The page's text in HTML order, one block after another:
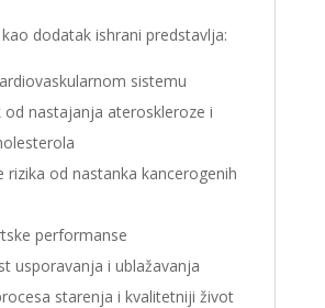
dodatak ishrani predstavlja:
sistemu
od nastajanja ateroskleroze i
rizika od nastanka kancerogenih
performanse
usporavanja i ublažavanja
starenja i kvalitetniji život